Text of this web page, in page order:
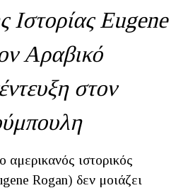
Ιστορίας Eugene
Αραβικό
στον
ιστορικός
Rogan) δεν μοιάζει